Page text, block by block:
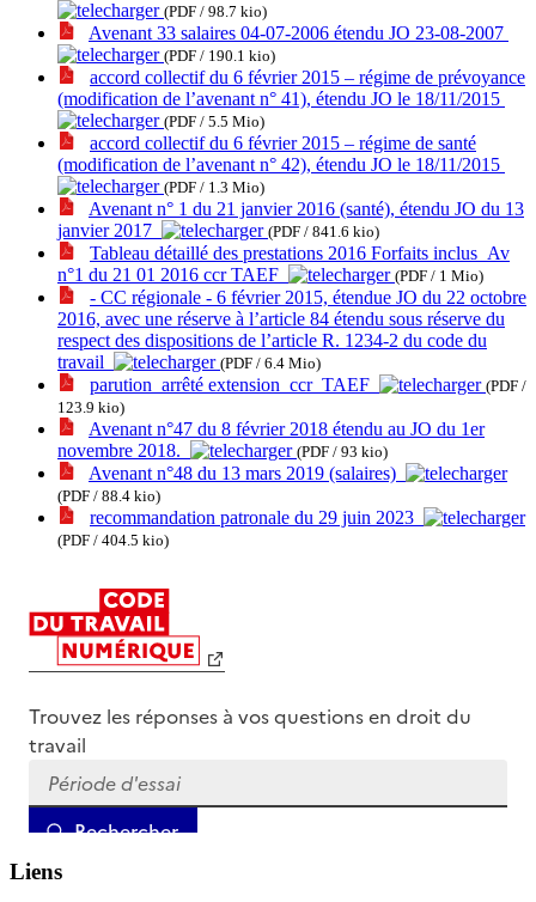
(PDF / 98.7 kio)
Avenant 33 salaires 04-07-2006 étendu JO 23-08-2007
(PDF / 190.1 kio)
accord collectif du 6 février 2015 – régime de prévoyance
(modification de l’avenant n° 41), étendu JO le 18/11/2015
(PDF / 5.5 Mio)
accord collectif du 6 février 2015 – régime de santé
(modification de l’avenant n° 42), étendu JO le 18/11/2015
(PDF / 1.3 Mio)
Avenant n° 1 du 21 janvier 2016 (santé), étendu JO du 13
janvier 2017
(PDF / 841.6 kio)
Tableau détaillé des prestations 2016 Forfaits inclus_Av
n°1 du 21 01 2016 ccr TAEF
(PDF / 1 Mio)
- CC régionale - 6 février 2015, étendue JO du 22 octobre
2016, avec une réserve à l’article 84 étendu sous réserve du
respect des dispositions de l’article R. 1234-2 du code du
travail
(PDF / 6.4 Mio)
parution_arrêté extension_ccr_TAEF
(PDF /
123.9 kio)
Avenant n°47 du 8 février 2018 étendu au JO du 1er
novembre 2018.
(PDF / 93 kio)
Avenant n°48 du 13 mars 2019 (salaires)
(PDF / 88.4 kio)
recommandation patronale du 29 juin 2023
(PDF / 404.5 kio)
Liens